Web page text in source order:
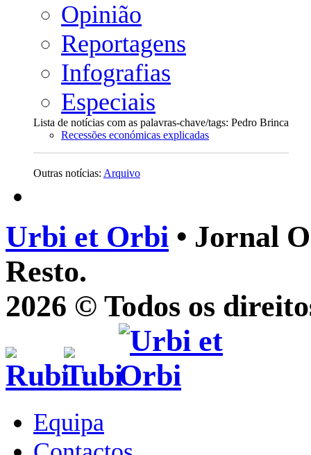
Opinião
Reportagens
Infografias
Especiais
Lista de notícias com as palavras-chave/tags: Pedro Brinca
Recessões económicas explicadas
Outras notícias: Arquivo
Urbi et Orbi • Jornal
Resto.
2026 © Todos os
Equipa